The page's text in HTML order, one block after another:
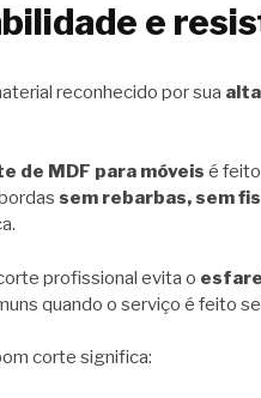
e
reconhecido por sua
de MDF para móveis é
sem rebarbas, sem
profissional evita o
quando o serviço é feito
corte significa: